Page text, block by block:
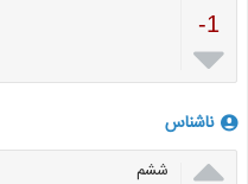
-1

ناشناس
 ششم